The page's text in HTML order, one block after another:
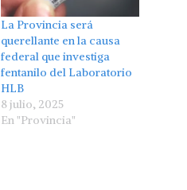
La Provincia será
querellante en la causa
federal que investiga
fentanilo del Laboratorio
HLB
8 julio, 2025
En "Provincia"